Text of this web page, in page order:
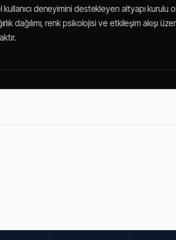
kullanıcı deneyimini destekleyen altyapı kurulu
dağılımı, renk psikolojisi ve etkileşim akışı